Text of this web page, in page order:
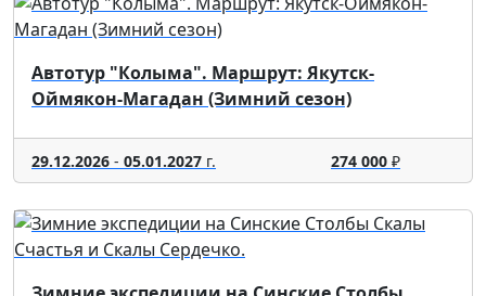
Автотур "Колыма". Маршрут: Якутск-
Оймякон-Магадан (Зимний сезон)
29.12.2026 - 05.01.2027 г. 274 000₽